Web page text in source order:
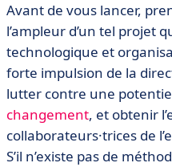
Avant de vous lancer,
l’ampleur d’un tel projet
technologique et
forte impulsion de la
lutter contre une
changement, et obtenir
collaborateurs·trices de
S’il n’existe pas de